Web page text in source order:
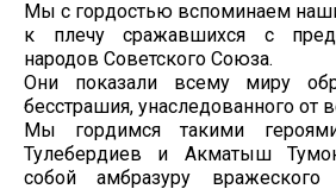
Мы с гордостью вспоминаем
к плечу сражавшихся с
народов Советского Союза.
Они показали всему миру
бесстрашия, унаследованного от
Мы гордимся такими
Тулебердиев и Акматыш
собой амбразуру вражеского